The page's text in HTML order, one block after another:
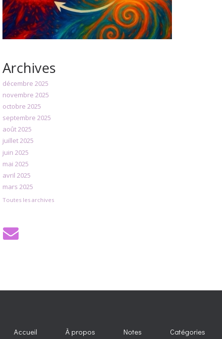
Archives
décembre 2025
novembre 2025
octobre 2025
septembre 2025
août 2025
juillet 2025
juin 2025
mai 2025
avril 2025
mars 2025
Toutes les archives
Accueil À propos Notes Catégories